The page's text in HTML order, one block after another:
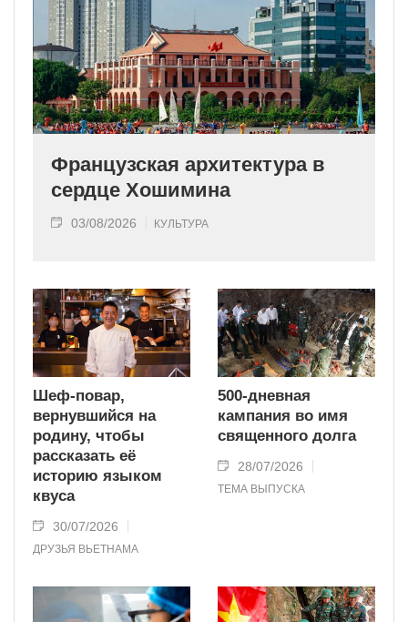
Французская архитектура в
сердце Хошимина
03/08/2026 КУЛЬТУРА
Шеф-повар,
вернувшийся на
родину, чтобы
рассказать её
историю языком
квуса
30/07/2026
ДРУЗЬЯ ВЬЕТНАМА
500-дневная
кампания во имя
священного долга
28/07/2026
ТЕМА ВЫПУСКА